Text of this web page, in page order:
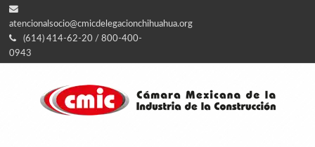
atencionalsocio@cmicdelegacionchihuahua.org
(614) 414-62-20 / 800-400-
0943